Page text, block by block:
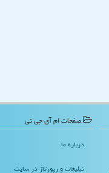
صفحات ام آی جی تی
درباره ما
تبلیغات و رپورتاژ در سایت